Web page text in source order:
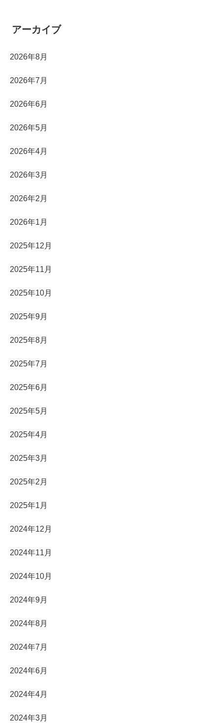
アーカイブ
2026年8月
2026年7月
2026年6月
2026年5月
2026年4月
2026年3月
2026年2月
2026年1月
2025年12月
2025年11月
2025年10月
2025年9月
2025年8月
2025年7月
2025年6月
2025年5月
2025年4月
2025年3月
2025年2月
2025年1月
2024年12月
2024年11月
2024年10月
2024年9月
2024年8月
2024年7月
2024年6月
2024年4月
2024年3月